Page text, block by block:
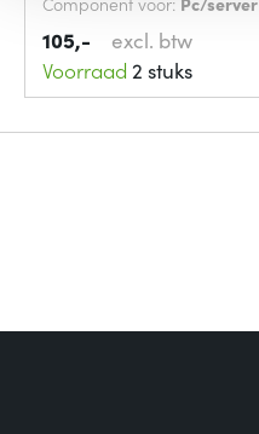
105,-
excl. btw
Voorraad 2 stuks